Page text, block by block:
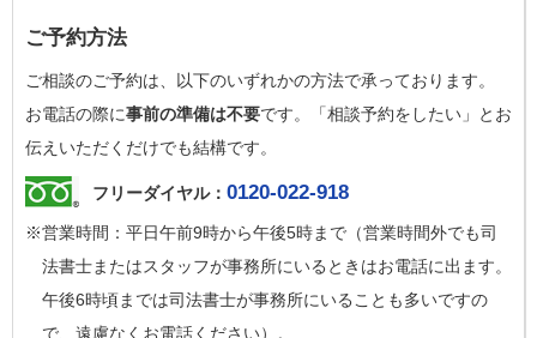
ご予約方法
ご相談のご予約は、以下のいずれかの方法で承っております。
お電話の際に事前の準備は不要です。「相談予約をしたい」とお
伝えいただくだけでも結構です。
フリーダイヤル： 0120-022-918
※営業時間：平日午前9時から午後5時まで（営業時間外でも司
法書士またはスタッフが事務所にいるときはお電話に出ます。
午後6時頃までは司法書士が事務所にいることも多いですの
で、遠慮なくお電話ください）。